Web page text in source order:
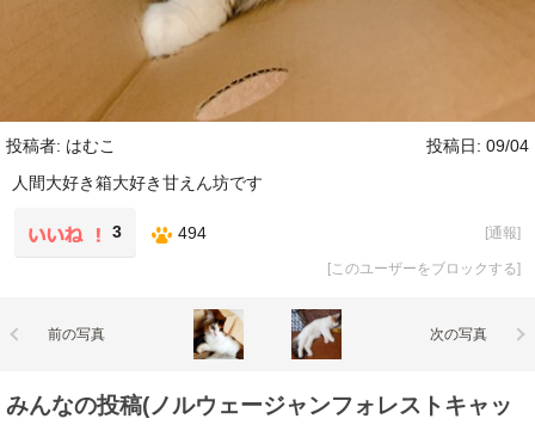
投稿者: はむこ
投稿日: 09/04
人間大好き箱大好き甘えん坊です
3 494 [通報]
[このユーザーをブロックする]
前の写真 次の写真
みんなの投稿(ノルウェージャンフォレストキャッ